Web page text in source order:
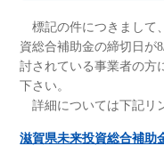
標記の件につきまして
資総合補助金の締切日が
討されている事業者の方
下さい。
詳細については下記リ
滋賀県未来投資総合補助